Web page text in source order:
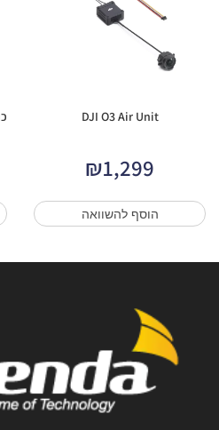
DJI O3 Air Unit
₪1,299
הוסף להשוואה